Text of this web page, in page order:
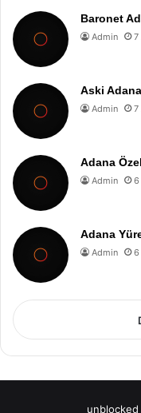
Baronet
Admin 7
Aski
Admin 7
Adana
Admin 6
Adana
Admin 6
unblocked